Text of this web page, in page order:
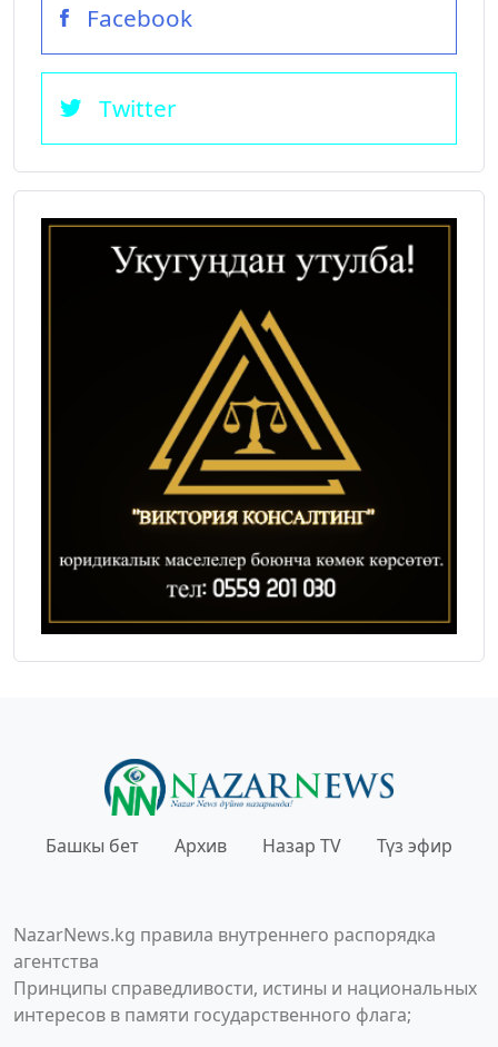
Facebook
Twitter
Башкы бет Архив Назар TV Түз эфир
NazarNews.kg правила внутреннего распорядка
агентства
Принципы справедливости, истины и национальных
интересов в памяти государственного флага;